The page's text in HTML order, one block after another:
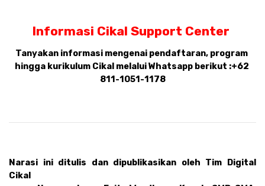
Informasi Cikal Support Center
Tanyakan informasi mengenai pendaftaran, program
hingga kurikulum Cikal melalui Whatsapp berikut :+62
811-1051-1178
Narasi ini ditulis dan dipublikasikan oleh Tim Digital
Cikal